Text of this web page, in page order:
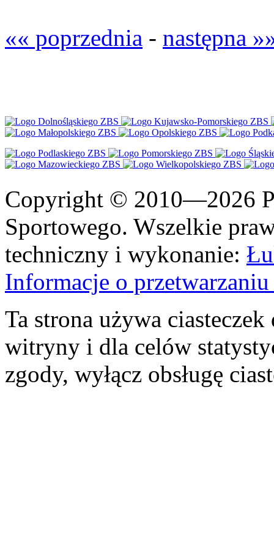
«« poprzednia - następna
Copyright © 2010—2026
Sportowego. Wszelkie
techniczny i wykonanie:
Informacje o
Ta strona używa
witryny i dla celów
zgody, wyłącz obsługę